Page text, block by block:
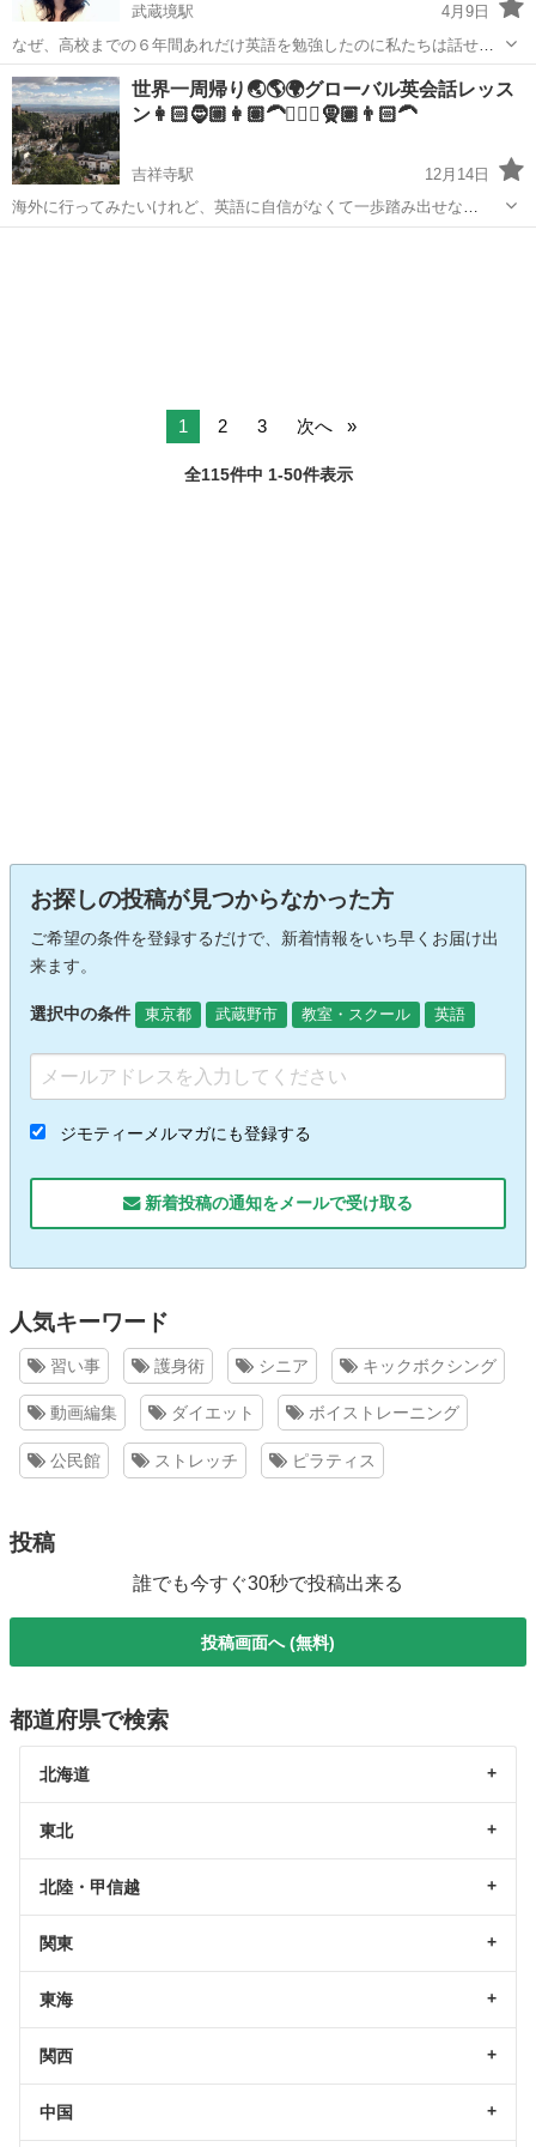
武蔵境駅
4月9日
なぜ、高校までの６年間あれだけ英語を勉強したのに私たちは話せな
いのでしょうか。 英語は言語です。 つまり、コミュニケーションツー
ル。 しかし、私たちが勉強してきた英語は「古典英語」でした。 あれ
だけ勉強させられた...
東京 武蔵野市 武蔵境駅 英会話 コミュニケーション
世界一周帰り🌏🌎🌍グローバル英会話レッス
ン👩🏻🧔🏼👩🏽‍🦱👳🏿‍♂️🧕🏽👨🏻‍🦱
吉祥寺駅
12月14日
海外に行ってみたいけれど、英語に自信がなくて一歩踏み出せな
い。。。 そんな方、英語に自信がないだけで世界を見ないなんて、も
1 2 3 次へ
全115件中 1-50件表示
お探しの投稿が見つからなかった方
ご希望の条件を登録するだけで、新着情報をいち早くお届け出
来ます。
選択中の条件 東京都 武蔵野市 教室・スクール 英語
ジモティーメルマガにも登録する
新着投稿の通知をメールで受け取る
人気キーワード
習い事 護身術 シニア キックボクシング
動画編集 ダイエット ボイストレーニング
公民館 ストレッチ ピラティス
投稿
誰でも今すぐ30秒で投稿出来る
投稿画面へ (無料)
都道府県で検索
北海道
東北
北陸・甲信越
関東
東海
関西
中国